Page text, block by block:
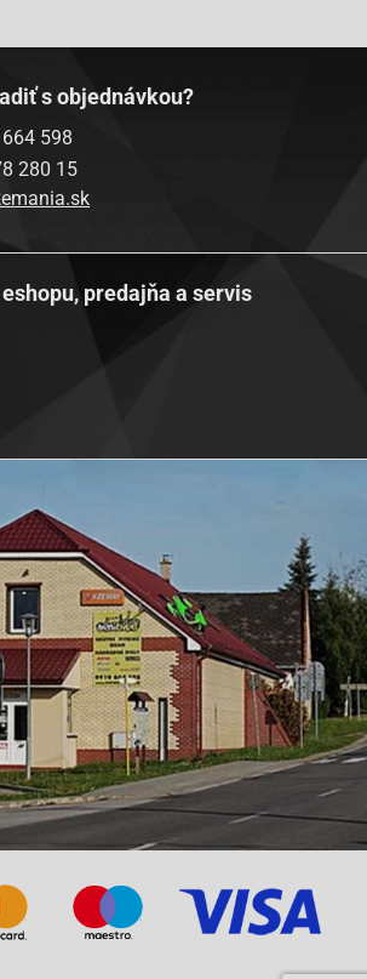
s objednávkou?
598
280 15
predajňa a servis